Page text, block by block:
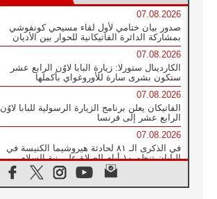
07.08.2026
صدور بيان ختامي لأول لقاء مسيحي كونفوشي
بمشاركة الدائرة الفاتيكانية للحوار بين الأديان
07.08.2026
الكاردينال ستورلا: زيارة البابا لاوُن الرابع عشر
ستكون بشرى سارة للأوروغواي بأكملها
07.08.2026
الفاتيكان يعلن برنامج الزيارة الرسولية للبابا لاوُن
الرابع عشر إلى فرنسا
07.08.2026
في الذكرى الـ ٨١ لحادثة هيروشيما الكنيسة في
اليابان تنظم ١٠ أيام للصلاة على نية السلام
الكنيسة في الأوروغواي: زيارة البابا ستعزز